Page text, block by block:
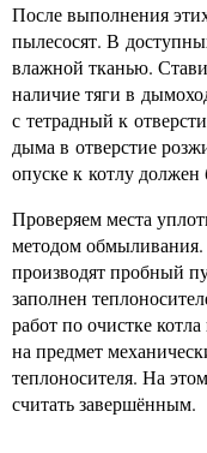
После выполнения
пылесосят. В
влажной тканью.
наличие тяги в
с тетрадный к
дыма в отверстие
опуске к котлу должен
Проверяем места
методом
производят пробный
заполнен
работ по очистке
на предмет
теплоносителя. На
считать завершённым.